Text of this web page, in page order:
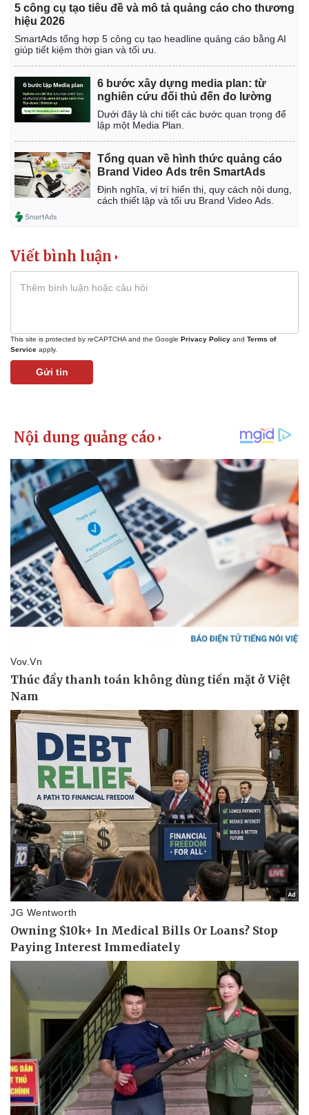
Kinh tế
Bất động sản
Khởi nghiệp
Thị trường
Tiêu dùng
Tỷ giá
Chứng khoán
Giá cà phê
5 công cụ tạo tiêu đề và mô tả quảng cáo cho thương
hiệu 2026
SmartAds tổng hợp 5 công cụ tạo headline quảng cáo bằng AI
giúp tiết kiệm thời gian và tối ưu.
6 bước xây dựng media plan: từ
nghiên cứu đối thủ đến đo lường
Dưới đây là chi tiết các bước quan trọng để
lập một Media Plan.
Tổng quan về hình thức quảng cáo
Brand Video Ads trên SmartAds
Định nghĩa, vị trí hiển thị, quy cách nội dung,
cách thiết lập và tối ưu Brand Video Ads.
Viết bình luận
This site is protected by reCAPTCHA and the Google Privacy Policy and Terms of
Service apply.
Gửi tin